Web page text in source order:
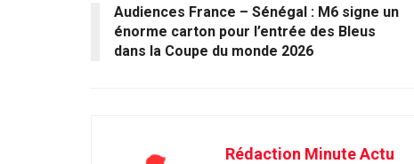
Audiences France – Sénégal : M6 signe un
énorme carton pour l’entrée des Bleus
dans la Coupe du monde 2026
Rédaction Minute Actu